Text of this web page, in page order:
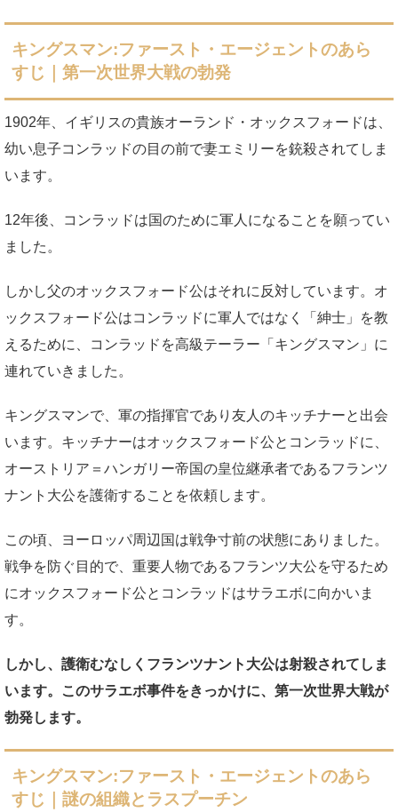
キングスマン:ファースト・エージェントのあら
すじ｜第一次世界大戦の勃発
1902年、イギリスの貴族オーランド・オックスフォードは、
幼い息子コンラッドの目の前で妻エミリーを銃殺されてしま
います。
12年後、コンラッドは国のために軍人になることを願ってい
ました。
しかし父のオックスフォード公はそれに反対しています。オ
ックスフォード公はコンラッドに軍人ではなく「紳士」を教
えるために、コンラッドを高級テーラー「キングスマン」に
連れていきました。
キングスマンで、軍の指揮官であり友人のキッチナーと出会
います。キッチナーはオックスフォード公とコンラッドに、
オーストリア＝ハンガリー帝国の皇位継承者であるフランツ
ナント大公を護衛することを依頼します。
この頃、ヨーロッパ周辺国は戦争寸前の状態にありました。
戦争を防ぐ目的で、重要人物であるフランツ大公を守るため
にオックスフォード公とコンラッドはサラエボに向かいま
す。
しかし、護衛むなしくフランツナント大公は射殺されてしま
います。このサラエボ事件をきっかけに、第一次世界大戦が
勃発します。
キングスマン:ファースト・エージェントのあら
すじ｜謎の組織とラスプーチン